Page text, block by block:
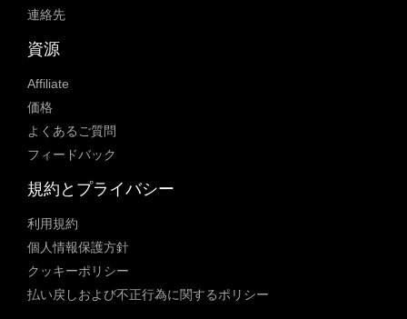
連絡先
資源
Affiliate
価格
よくあるご質問
フィードバック
規約とプライバシー
利用規約
個人情報保護方針
クッキーポリシー
払い戻しおよび不正行為に関するポリシー